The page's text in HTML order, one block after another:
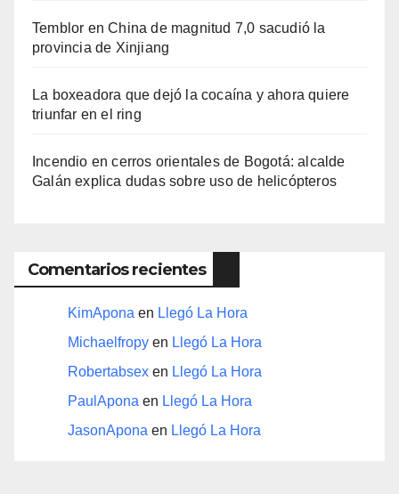
Temblor en China de magnitud 7,0 sacudió la
provincia de Xinjiang
La boxeadora que dejó la cocaína y ahora quiere
triunfar en el ring​
Incendio en cerros orientales de Bogotá: alcalde
Galán explica dudas sobre uso de helicópteros
Comentarios recientes
KimApona en Llegó La Hora
Michaelfropy en Llegó La Hora
Robertabsex en Llegó La Hora
PaulApona en Llegó La Hora
JasonApona en Llegó La Hora